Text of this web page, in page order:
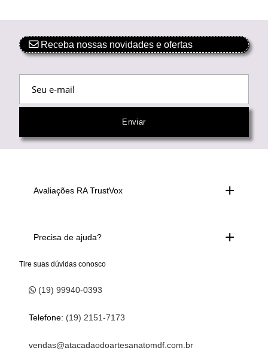
Receba nossas novidades e ofertas
Avaliações RA TrustVox
Precisa de ajuda?
Tire suas dúvidas conosco
(19) 99940-0393
Telefone: (19) 2151-7173
vendas@atacadaodoartesanatomdf.com.br